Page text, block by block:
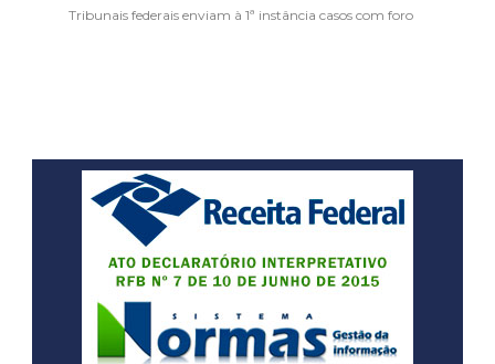
Tribunais federais enviam à 1ª instância casos com foro